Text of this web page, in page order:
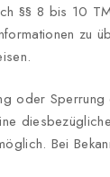
§§ 8 bis 10
zu
oder
Bei